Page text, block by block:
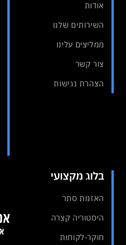
אודות
השירותים שלנו
ממליצים עלינו
צור קשר
הצהרת נגישות
בלוג מקצועי
האזנות סתר
היסטוריה קצרה
חוקר-לקוחות